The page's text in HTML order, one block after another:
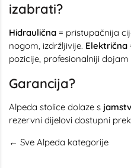
izabrati?
Hidraulična = pristupačnija
nogom, izdržljivije. Električna
pozicije, profesionalniji
Garancija?
Alpeda stolice dolaze s
rezervni dijelovi dostupni
← Sve Alpeda kategorije